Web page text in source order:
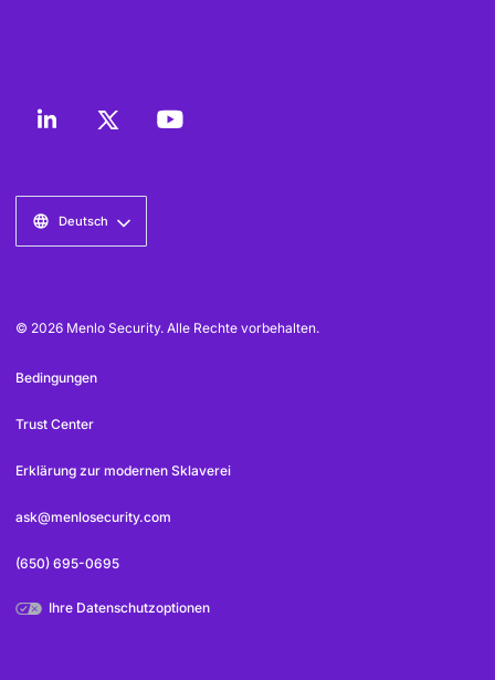
Deutsch
© 2026 Menlo Security. Alle Rechte vorbehalten.
Bedingungen
Trust Center
Erklärung zur modernen Sklaverei
ask@menlosecurity.com
(650) 695-0695
Ihre Datenschutzoptionen